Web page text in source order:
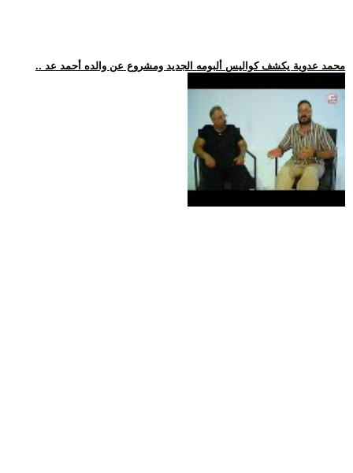
.. محمد عدوية يكشف كواليس ألبومه الجديد ومشروع عن والده أحمد عد